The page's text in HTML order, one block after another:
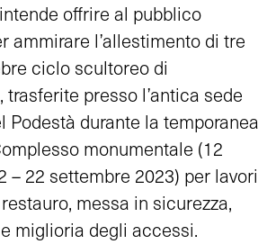
offrire al pubblico
ammirare l’allestimento di tre
ciclo scultoreo di
presso l’antica sede
Podestà durante la temporanea
monumentale (12
– 22 settembre 2023) per lavori
messa in sicurezza,
miglioria degli accessi.